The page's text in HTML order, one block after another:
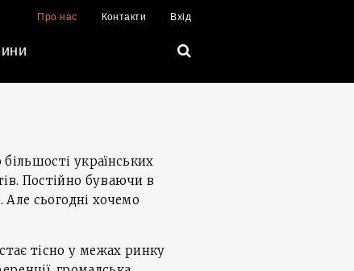
Про нас Контакти Вхід
українських
Постійно буваючи в
Але сьогодні хочемо
тісно у межах ринку